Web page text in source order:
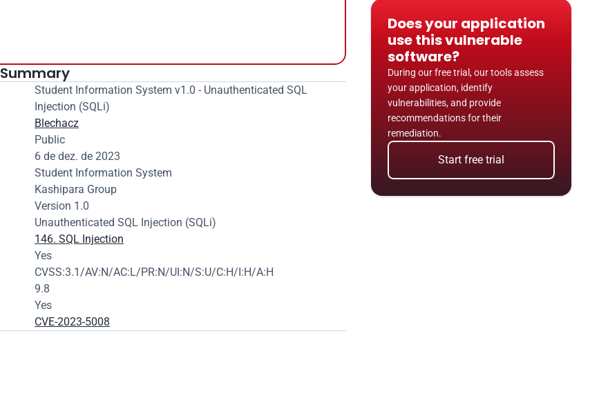
Summary
Student Information System v1.0 - Unauthenticated SQL
Injection (SQLi)
Blechacz
Public
6 de dez. de 2023
Student Information System
Kashipara Group
Version 1.0
Unauthenticated SQL Injection (SQLi)
146. SQL Injection
Yes
CVSS:3.1/AV:N/AC:L/PR:N/UI:N/S:U/C:H/I:H/A:H
9.8
Yes
CVE-2023-5008
Does your application
use this vulnerable
software?
During our free trial, our tools assess
your application, identify
vulnerabilities, and provide
recommendations for their
remediation.
Start free trial